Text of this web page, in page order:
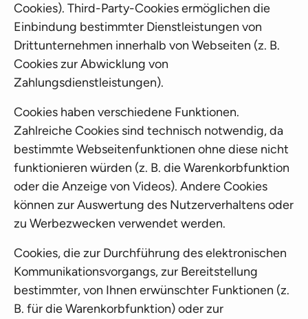
Cookies). Third-Party-Cookies ermöglichen die
Einbindung bestimmter Dienstleistungen von
Drittunternehmen innerhalb von Webseiten (z. B.
Cookies zur Abwicklung von
Zahlungsdienstleistungen).
Cookies haben verschiedene Funktionen.
Zahlreiche Cookies sind technisch notwendig, da
bestimmte Webseitenfunktionen ohne diese nicht
funktionieren würden (z. B. die Warenkorbfunktion
oder die Anzeige von Videos). Andere Cookies
können zur Auswertung des Nutzerverhaltens oder
zu Werbezwecken verwendet werden.
Cookies, die zur Durchführung des elektronischen
Kommunikationsvorgangs, zur Bereitstellung
bestimmter, von Ihnen erwünschter Funktionen (z.
B. für die Warenkorbfunktion) oder zur